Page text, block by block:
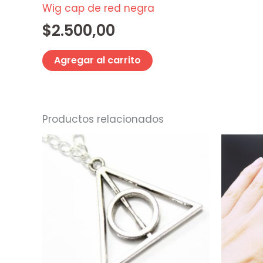
Wig cap de red negra
$2.500,00
Agregar al carrito
Productos relacionados